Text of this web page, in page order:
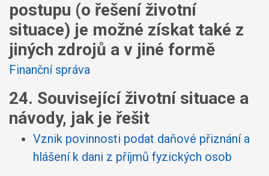
postupu (o řešení životní
situace) je možné získat také z
jiných zdrojů a v jiné formě
Finanční správa
24. Související životní situace a
návody, jak je řešit
Vznik povinnosti podat daňové přiznání a
hlášení k dani z příjmů fyzických osob